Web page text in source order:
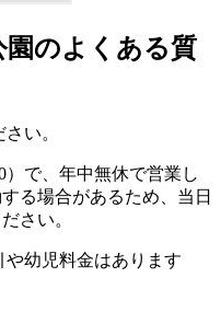
のよくある質
い。
）で、年中無休で営業し
る場合があるため、当日
さい。
幼児料金はあります